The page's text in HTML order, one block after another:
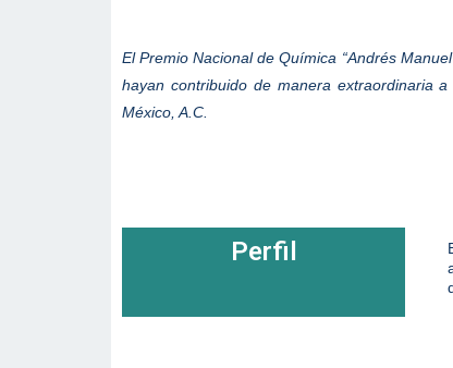
El Premio Nacional de Química “Andrés
hayan contribuido de manera extraordinaria
México, A.C.
Perfil